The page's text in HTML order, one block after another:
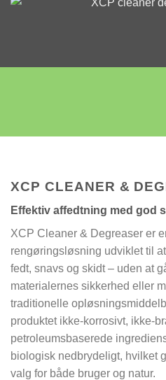
XCP CLEANER &
Effektiv affedtning med god
XCP Cleaner & Degreaser er
rengøringsløsning udviklet til
fedt, snavs og skidt – uden at
materialernes sikkerhed eller
traditionelle
produktet ikke-korrosivt, ikke-
petroleumsbaserede
biologisk nedbrydeligt, hvilket
valg for både bruger og natur.